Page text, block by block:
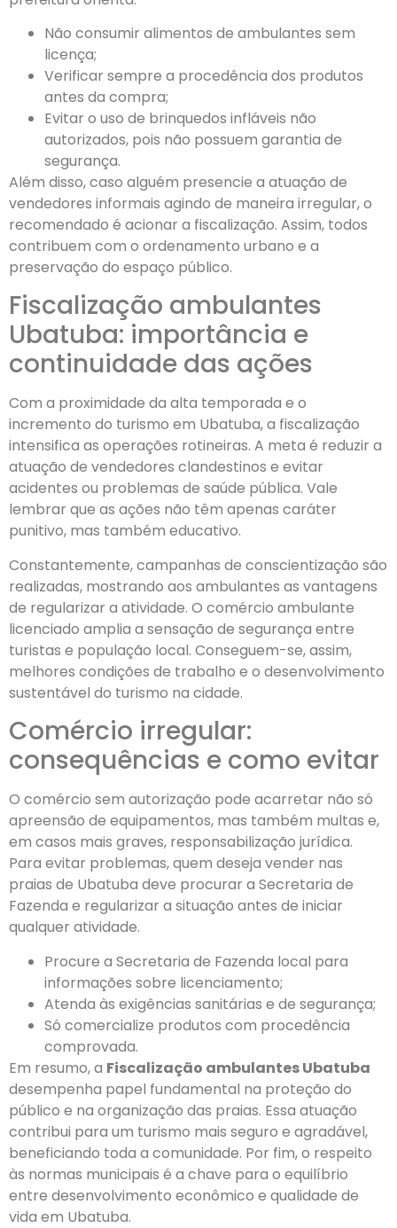
Não consumir alimentos de ambulantes sem
licença;
Verificar sempre a procedência dos produtos
antes da compra;
Evitar o uso de brinquedos infláveis não
autorizados, pois não possuem garantia de
segurança.
Além disso, caso alguém presencie a atuação de
vendedores informais agindo de maneira irregular, o
recomendado é acionar a fiscalização. Assim, todos
contribuem com o ordenamento urbano e a
preservação do espaço público.
Fiscalização ambulantes
Ubatuba: importância e
continuidade das ações
Com a proximidade da alta temporada e o
incremento do turismo em Ubatuba, a fiscalização
intensifica as operações rotineiras. A meta é reduzir a
atuação de vendedores clandestinos e evitar
acidentes ou problemas de saúde pública. Vale
lembrar que as ações não têm apenas caráter
punitivo, mas também educativo.
Constantemente, campanhas de conscientização são
realizadas, mostrando aos ambulantes as vantagens
de regularizar a atividade. O comércio ambulante
licenciado amplia a sensação de segurança entre
turistas e população local. Conseguem-se, assim,
melhores condições de trabalho e o desenvolvimento
sustentável do turismo na cidade.
Comércio irregular:
consequências e como evitar
O comércio sem autorização pode acarretar não só
apreensão de equipamentos, mas também multas e,
em casos mais graves, responsabilização jurídica.
Para evitar problemas, quem deseja vender nas
praias de Ubatuba deve procurar a Secretaria de
Fazenda e regularizar a situação antes de iniciar
qualquer atividade.
Procure a Secretaria de Fazenda local para
informações sobre licenciamento;
Atenda às exigências sanitárias e de segurança;
Só comercialize produtos com procedência
comprovada.
Em resumo, a Fiscalização ambulantes Ubatuba
desempenha papel fundamental na proteção do
público e na organização das praias. Essa atuação
contribui para um turismo mais seguro e agradável,
beneficiando toda a comunidade. Por fim, o respeito
às normas municipais é a chave para o equilíbrio
entre desenvolvimento econômico e qualidade de
vida em Ubatuba.